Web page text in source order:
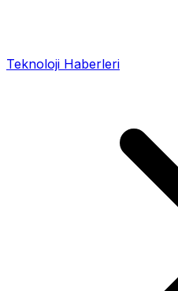
Teknoloji Haberleri